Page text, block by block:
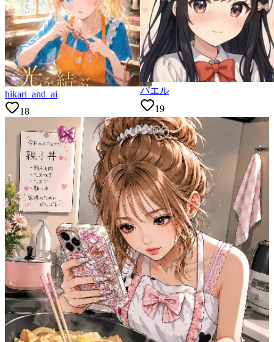
hikari_and_ai
18
パエル
19